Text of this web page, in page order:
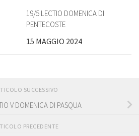
19/5 LECTIO DOMENICA DI
PENTECOSTE
15 MAGGIO 2024
SUCCESSIVO
V DOMENICA DI PASQUA
PRECEDENTE